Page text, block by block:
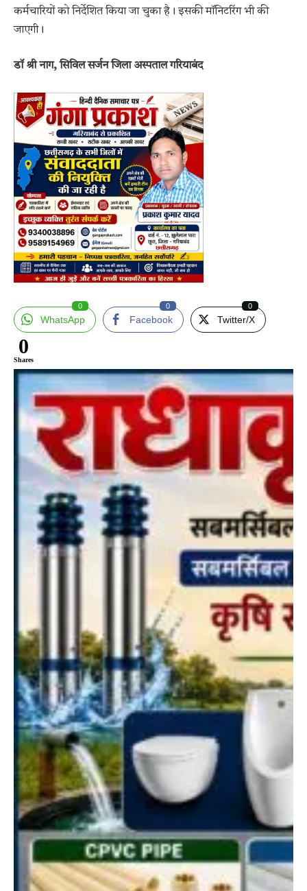
कर्मचारियों को निर्देशित किया जा चुका है। इसकी मॉनिटरिंग भी की
जाएगी।
डॉ श्री नाग, सिविल सर्जन जिला अस्पताल गरियाबंद
WhatsApp
0
Facebook
0
Twitter/X
0
0
Shares